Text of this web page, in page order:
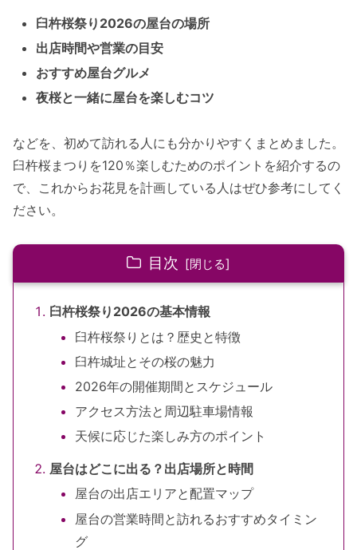
臼杵桜祭り2026の屋台の場所
出店時間や営業の目安
おすすめ屋台グルメ
夜桜と一緒に屋台を楽しむコツ
などを、初めて訪れる人にも分かりやすくまとめました。
臼杵桜まつりを120％楽しむためのポイントを紹介するの
で、これからお花見を計画している人はぜひ参考にしてく
ださい。
目次
臼杵桜祭り2026の基本情報
臼杵桜祭りとは？歴史と特徴
臼杵城址とその桜の魅力
2026年の開催期間とスケジュール
アクセス方法と周辺駐車場情報
天候に応じた楽しみ方のポイント
屋台はどこに出る？出店場所と時間
屋台の出店エリアと配置マップ
屋台の営業時間と訪れるおすすめタイミン
グ